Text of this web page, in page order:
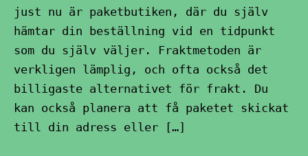
just nu är paketbutiken, där du själv
hämtar din beställning vid en tidpunkt
som du själv väljer. Fraktmetoden är
verkligen lämplig, och ofta också det
billigaste alternativet för frakt. Du
kan också planera att få paketet skickat
till din adress eller […]